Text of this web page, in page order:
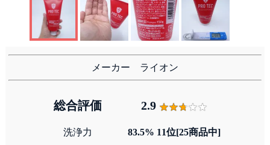
メーカー ライオン
総合評価
洗浄力
2.9
83.5% 11位[25商品中]